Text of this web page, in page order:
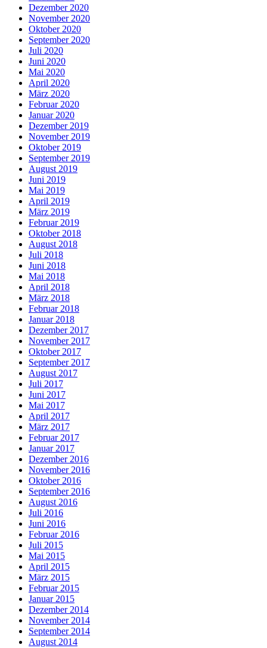
Dezember 2020
November 2020
Oktober 2020
September 2020
Juli 2020
Juni 2020
Mai 2020
April 2020
März 2020
Februar 2020
Januar 2020
Dezember 2019
November 2019
Oktober 2019
September 2019
August 2019
Juni 2019
Mai 2019
April 2019
März 2019
Februar 2019
Oktober 2018
August 2018
Juli 2018
Juni 2018
Mai 2018
April 2018
März 2018
Februar 2018
Januar 2018
Dezember 2017
November 2017
Oktober 2017
September 2017
August 2017
Juli 2017
Juni 2017
Mai 2017
April 2017
März 2017
Februar 2017
Januar 2017
Dezember 2016
November 2016
Oktober 2016
September 2016
August 2016
Juli 2016
Juni 2016
Februar 2016
Juli 2015
Mai 2015
April 2015
März 2015
Februar 2015
Januar 2015
Dezember 2014
November 2014
September 2014
August 2014